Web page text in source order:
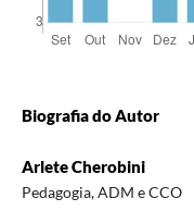
Biografia do Autor
Arlete Cherobini
Pedagogia, ADM e CCO